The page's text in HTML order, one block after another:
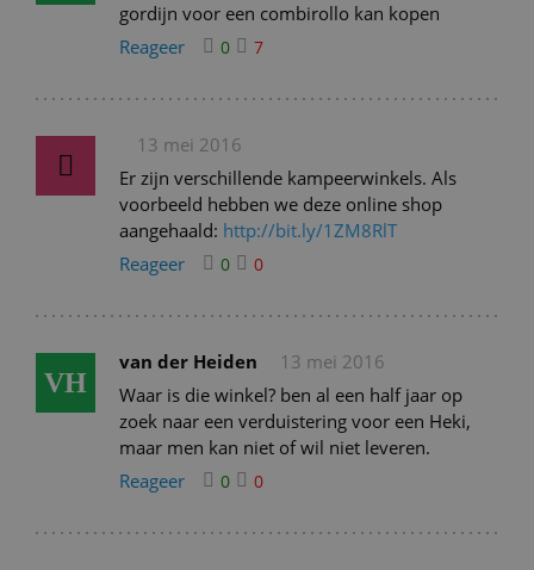
gordijn voor een combirollo kan kopen
Reageer
0 7
13 mei 2016
Er zijn verschillende kampeerwinkels. Als
voorbeeld hebben we deze online shop
aangehaald: http://bit.ly/1ZM8RlT
Reageer
0 0
VH
van der Heiden
13 mei 2016
Waar is die winkel? ben al een half jaar op
zoek naar een verduistering voor een Heki,
maar men kan niet of wil niet leveren.
Reageer
0 0